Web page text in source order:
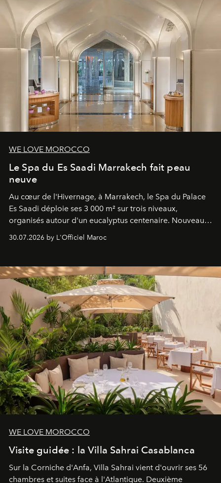
WE LOVE MOROCCO
Le Spa du Es Saadi Marrakech fait peau
neuve
Au cœur de l'Hivernage, à Marrakech, le Spa du Palace
Es Saadi déploie ses 3 000 m² sur trois niveaux,
organisés autour d'un eucalyptus centenaire. Nouveau
Lobby Bien-Être et Beauté, exclusivité mondiale en
neuro-cosmétique, parcours thermal et studio dédié au
entièreté, entre science des émotions et rituels
reposants.
30.07.2026 by L'Officiel Maroc
WE LOVE MOROCCO
Visite guidée : la Villa Sahrai Casablanca
Sur la Corniche d'Anfa, Villa Sahrai vient d'ouvrir ses 56
chambres et suites face à l'Atlantique. Deuxième